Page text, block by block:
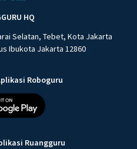
HQ
Selatan, Tebet, Kota Jakarta
Ibukota Jakarta 12860
Roboguru
Ruangguru